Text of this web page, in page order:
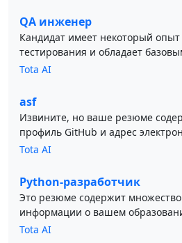
QA инженер
Кандидат имеет некоторый опыт
тестирования и обладает
Tota AI
asf
Извините, но ваше резюме
профиль GitHub и адрес
Tota AI
Python-разработчик
Это резюме содержит
информации о вашем
Tota AI